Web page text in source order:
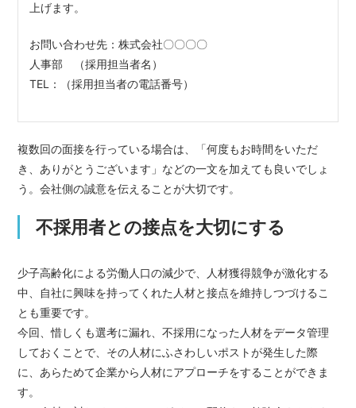
上げます。
お問い合わせ先：株式会社〇〇〇〇
人事部 （採用担当者名）
TEL：（採用担当者の電話番号）
複数回の面接を行っている場合は、「何度もお時間をいただ
き、ありがとうございます」などの一文を加えても良いでしょ
う。会社側の誠意を伝えることが大切です。
不採用者との接点を大切にする
少子高齢化による労働人口の減少で、人材獲得競争が激化する
中、自社に興味を持ってくれた人材と接点を維持しつづけるこ
とも重要です。
今回、惜しくも選考に漏れ、不採用になった人材をデータ管理
しておくことで、その人材にふさわしいポストが発生した際
に、あらためて企業から人材にアプローチをすることができま
す。